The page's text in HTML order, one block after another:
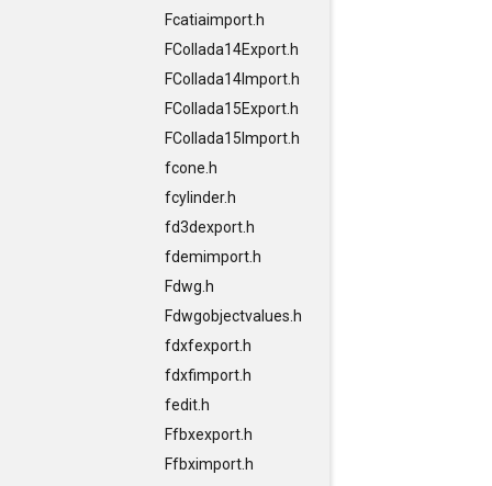
Fcatiaimport.h
FCollada14Export.h
FCollada14Import.h
FCollada15Export.h
FCollada15Import.h
fcone.h
fcylinder.h
fd3dexport.h
fdemimport.h
Fdwg.h
Fdwgobjectvalues.h
fdxfexport.h
fdxfimport.h
fedit.h
Ffbxexport.h
Ffbximport.h